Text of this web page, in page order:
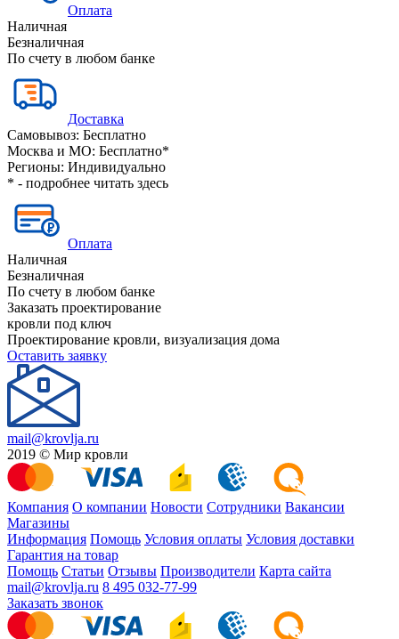
Оплата
Наличная
Безналичная
По счету в любом банке
Доставка
Самовывоз: Бесплатно
Москва и МО: Бесплатно*
Регионы: Индивидуально
* - подробнее читать здесь
Оплата
Наличная
Безналичная
По счету в любом банке
Заказать проектирование
кровли под ключ
Проектирование кровли, визуализация дома
Оставить заявку
mail@krovlja.ru
2019 © Мир кровли
Компания О компании Новости Сотрудники Вакансии
Магазины
Информация Помощь Условия оплаты Условия доставки
Гарантия на товар
Помощь Статьи Отзывы Производители Карта сайта
mail@krovlja.ru 8 495 032-77-99
Заказать звонок